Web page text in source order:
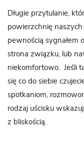
Długie przytulanie,
powierzchnię naszych
pewnością sygnałem
strona związku, lub
niekomfortowo. Jeśli
się co do siebie
spotkaniom,
rodzaj uścisku
z bliskością.